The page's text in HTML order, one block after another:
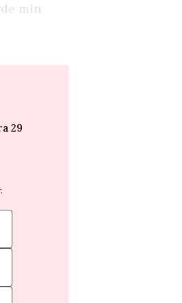
min
29